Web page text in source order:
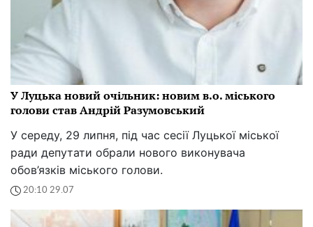
У Луцька новий очільник: новим в.о. міського
голови став Андрій Разумовський
У середу, 29 липня, під час сесії Луцької міської
ради депутати обрали нового виконувача
обов’язків міського голови.
20:10 29.07